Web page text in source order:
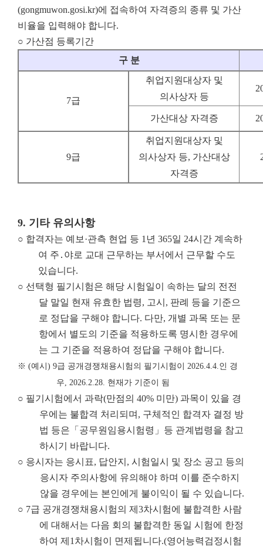
(gongmuwon.gosi.kr)에 접속하여 자격증의 종류 및 가산
비율을 입력해야 합니다.
○ 가산점 등록기간
구 분
7급
취업지원대상자 및
의사상자 등
가산대상 자격증
9급
취업지원대상자 및
의사상자 등, 가산대상
자격증
9. 기타 유의사항
○ 합격자는 예보·관측 현업 등 1년 365일 24시간 계속하
여 주․야로 교대 근무하는 부서에서 근무할 수도
있습니다.
○ 선택형 필기시험은 해당 시험일이 속하는 달의 전전
달 말일 현재 유효한 법령, 고시, 판례 등을 기준으
로 정답을 구해야 합니다. 다만, 개별 과목 또는 문
항에서 별도의 기준을 적용하도록 명시한 경우에
는 그 기준을 적용하여 정답을 구해야 합니다.
※ (예시) 9급 공개경쟁채용시험의 필기시험이 2026.4.4. 인 경
우 , 2026.2.28. 현재가 기준이 됨
○ 필기시험에서 과락(만점의 40% 미만) 과목이 있을 경
우에는 불합격 처리되며, 구체적인 합격자 결정 방
법 등은「공무원임용시험령」등 관계법령을 참고
하시기 바랍니다.
○ 응시자는 응시표, 답안지, 시험일시 및 장소 공고 등의
응시자 주의사항에 유의해야 하며 이를 준수하지
않을 경우에는 본인에게 불이익이 될 수 있습니다.
○ 7급 공개경쟁채용시험의 제3차시험에 불합격한 사람
에 대해서는 다음 회의 불합격한 동일 시험에 한정
하여 제1차시험이 면제됩니다.(영어능력검정시험